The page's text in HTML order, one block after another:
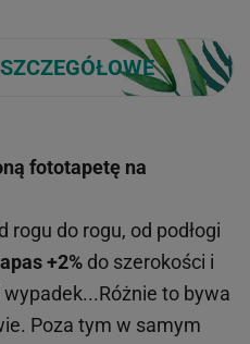
fototapetę na
do rogu, od podłogi
+2% do szerokości i
to bywa
Poza tym w samym